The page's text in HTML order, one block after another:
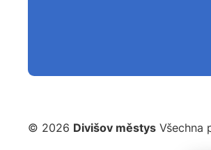
© 2026 Divišov městys Všechna